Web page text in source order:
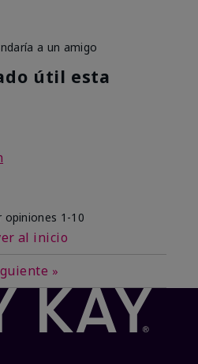
a un amigo
útil esta
opiniones 1-10
al inicio
»